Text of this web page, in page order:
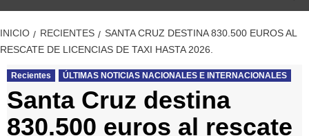
INICIO RECIENTES
SANTA CRUZ DESTINA 830.500 EUROS AL
RESCATE DE LICENCIAS DE TAXI HASTA 2026.
Recientes ÚLTIMAS NOTICIAS NACIONALES E INTERNACIONALES
Santa Cruz destina
830.500 euros al rescate